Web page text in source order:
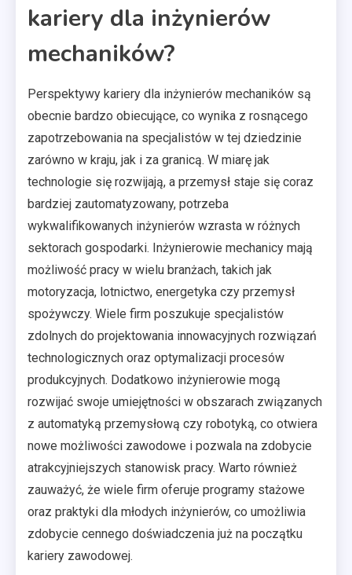
kariery dla inżynierów
mechaników?
Perspektywy kariery dla inżynierów mechaników są
obecnie bardzo obiecujące, co wynika z rosnącego
zapotrzebowania na specjalistów w tej dziedzinie
zarówno w kraju, jak i za granicą. W miarę jak
technologie się rozwijają, a przemysł staje się coraz
bardziej zautomatyzowany, potrzeba
wykwalifikowanych inżynierów wzrasta w różnych
sektorach gospodarki. Inżynierowie mechanicy mają
możliwość pracy w wielu branżach, takich jak
motoryzacja, lotnictwo, energetyka czy przemysł
spożywczy. Wiele firm poszukuje specjalistów
zdolnych do projektowania innowacyjnych rozwiązań
technologicznych oraz optymalizacji procesów
produkcyjnych. Dodatkowo inżynierowie mogą
rozwijać swoje umiejętności w obszarach związanych
z automatyką przemysłową czy robotyką, co otwiera
nowe możliwości zawodowe i pozwala na zdobycie
atrakcyjniejszych stanowisk pracy. Warto również
zauważyć, że wiele firm oferuje programy stażowe
oraz praktyki dla młodych inżynierów, co umożliwia
zdobycie cennego doświadczenia już na początku
kariery zawodowej.